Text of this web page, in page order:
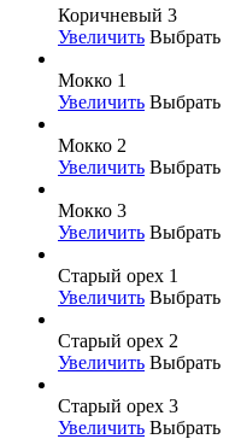
Коричневый 3
Увеличить Выбрать
Мокко 1
Увеличить Выбрать
Мокко 2
Увеличить Выбрать
Мокко 3
Увеличить Выбрать
Старый орех 1
Увеличить Выбрать
Старый орех 2
Увеличить Выбрать
Старый орех 3
Увеличить Выбрать